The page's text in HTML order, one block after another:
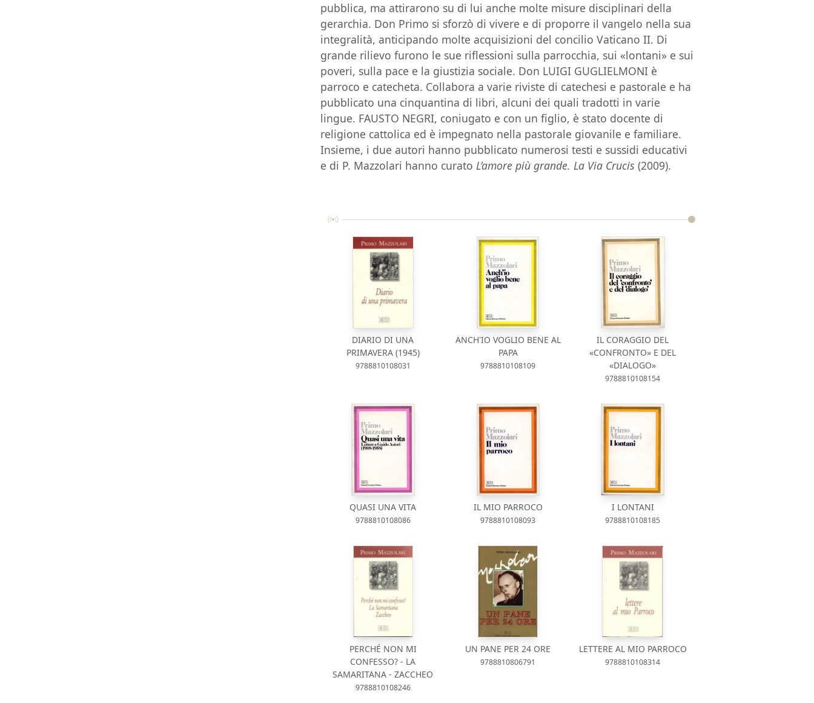
pubblica, ma attirarono su di lui anche molte misure disciplinari della
gerarchia. Don Primo si sforzò di vivere e di proporre il vangelo nella sua
integralità, anticipando molte acquisizioni del concilio Vaticano II. Di
grande rilievo furono le sue riflessioni sulla parrocchia, sui «lontani» e sui
poveri, sulla pace e la giustizia sociale. Don LUIGI GUGLIELMONI è
parroco e catecheta. Collabora a varie riviste di catechesi e pastorale e ha
pubblicato una cinquantina di libri, alcuni dei quali tradotti in varie
lingue. FAUSTO NEGRI, coniugato e con un figlio, è stato docente di
religione cattolica ed è impegnato nella pastorale giovanile e familiare.
Insieme, i due autori hanno pubblicato numerosi testi e sussidi educativi
e di P. Mazzolari hanno curatoL’amore più grande. La Via Crucis (2009).
DIARIO DI UNA
PRIMAVERA (1945)
9788810108031
ANCH'IO VOGLIO BENE AL
PAPA
9788810108109
IL CORAGGIO DEL
«CONFRONTO» E DEL
«DIALOGO»
9788810108154
QUASI UNA VITA
9788810108086
IL MIO PARROCO
9788810108093
I LONTANI
9788810108185
PERCHÉ NON MI
CONFESSO? - LA
SAMARITANA - ZACCHEO
9788810108246
UN PANE PER 24 ORE
9788810806791
LETTERE AL MIO PARROCO
9788810108314